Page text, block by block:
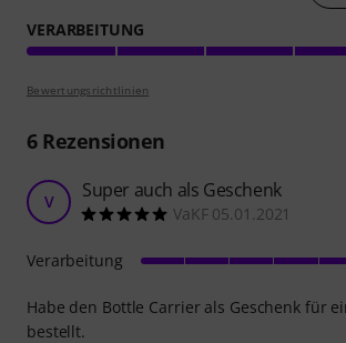
VERARBEITUNG
Bewertungsrichtlinien
6Rezensionen
V Super auch als Geschenk
VaKF 05.01.2021
Habe den Bottle Carrier als Geschenk für
bestellt.
Verarbeitung